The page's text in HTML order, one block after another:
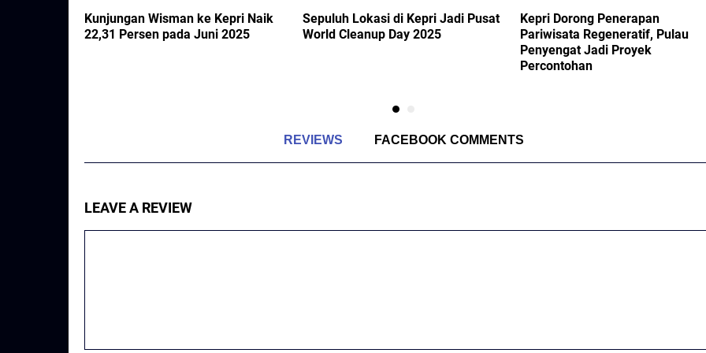
Kunjungan Wisman ke Kepri Naik
22,31 Persen pada Juni 2025
Sepuluh Lokasi di Kepri Jadi Pusat
World Cleanup Day 2025
Kepri Dorong Penerapan
Pariwisata Regeneratif, Pulau
Penyengat Jadi Proyek
Percontohan
REVIEWS FACEBOOK COMMENTS
LEAVE A REVIEW